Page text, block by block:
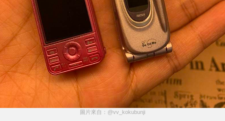
圖片來自：@vv_kokubunji